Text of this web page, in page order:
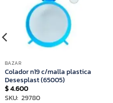
BAZAR
Colador n19 c/malla plastica
Desesplast (65005)
$4.600
SKU: 29780